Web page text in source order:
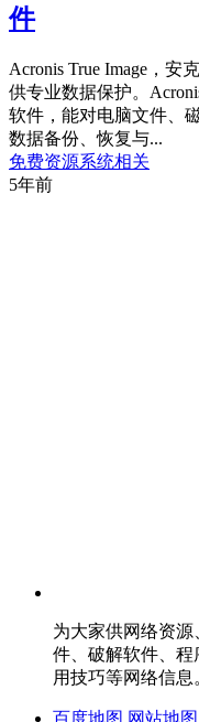
件
Acronis True Image，
供专业数据保护。
软件，能对电脑文件、
数据备份、恢复与...
免费资源系统相关
5年前
为大家供网络资
件、破解软件、
用技巧等网络信息